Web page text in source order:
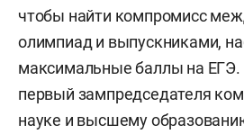
чтобы найти компромисс
олимпиад и выпускниками,
максимальные баллы на ЕГЭ.
первый зампредседателя
науке и высшему